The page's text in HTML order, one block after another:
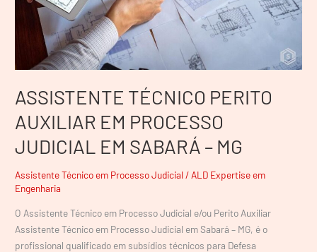
ASSISTENTE TÉCNICO PERITO
AUXILIAR EM PROCESSO
JUDICIAL EM SABARÁ – MG
Assistente Técnico em Processo Judicial / ALD Expertise em
Engenharia
O Assistente Técnico em Processo Judicial e/ou Perito Auxiliar
Assistente Técnico em Processo Judicial em Sabará – MG, é o
profissional qualificado em subsídios técnicos para Defesa
SABARÁ